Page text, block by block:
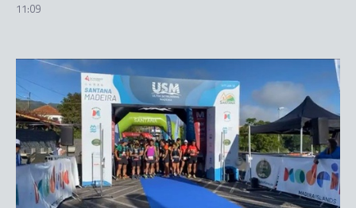
11:09